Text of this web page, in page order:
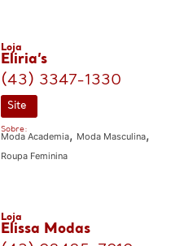
Loja
Eliria’s
(43) 3347-1330
Site
Sobre:
Moda Academia, Moda Masculina,
Roupa Feminina
Loja
Elissa Modas